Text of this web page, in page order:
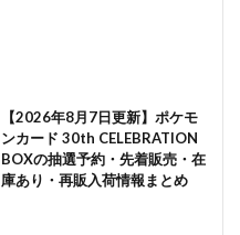
【2026年8月7日更新】ポケモ
ンカード 30th CELEBRATION
BOXの抽選予約・先着販売・在
庫あり・再販入荷情報まとめ